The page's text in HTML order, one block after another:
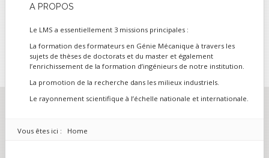
A PROPOS
Le LMS a essentiellement 3 missions principales :
La formation des formateurs en Génie Mécanique à travers les
sujets de thèses de doctorats et du master et également
l’enrichissement de la formation d’ingénieurs de notre institution.
La promotion de la recherche dans les milieux industriels.
Le rayonnement scientifique à l’échelle nationale et internationale.
Vous êtes ici : Home